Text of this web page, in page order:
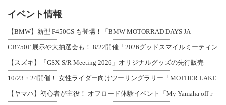
イベント情報
【BMW】新型 F450GS も登場！「BMW MOTORRAD DAYS JA
CB750F 展示や大抽選会も！ 8/22開催「2026グッドスマイルミーティン
【スズキ】「GSX-S/R Meeting 2026」オリジナルグッズの先行販売
10/23・24開催！ 女性ライダー向けツーリングラリー「MOTHER LAKE
【ヤマハ】初心者が主役！ オフロード体験イベント「My Yamaha off-r